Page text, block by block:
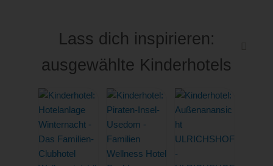
Lass dich inspirieren:
ausgewählte Kinderhotels